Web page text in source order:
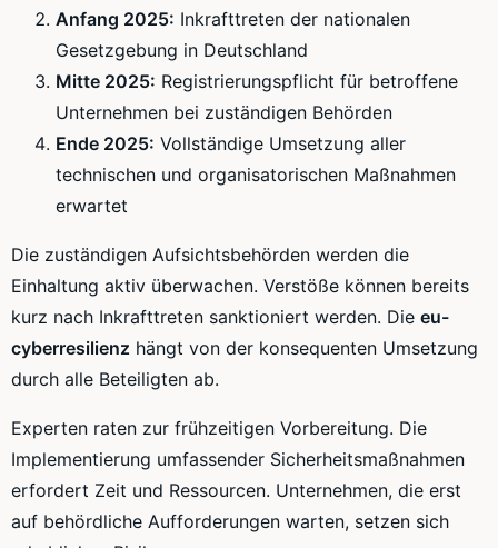
Anfang 2025: Inkrafttreten der nationalen
Gesetzgebung in Deutschland
Mitte 2025: Registrierungspflicht für betroffene
Unternehmen bei zuständigen Behörden
Ende 2025: Vollständige Umsetzung aller
technischen und organisatorischen Maßnahmen
erwartet
Die zuständigen Aufsichtsbehörden werden die
Einhaltung aktiv überwachen. Verstöße können bereits
kurz nach Inkrafttreten sanktioniert werden. Die eu-
cyberresilienz hängt von der konsequenten Umsetzung
durch alle Beteiligten ab.
Experten raten zur frühzeitigen Vorbereitung. Die
Implementierung umfassender Sicherheitsmaßnahmen
erfordert Zeit und Ressourcen. Unternehmen, die erst
auf behördliche Aufforderungen warten, setzen sich